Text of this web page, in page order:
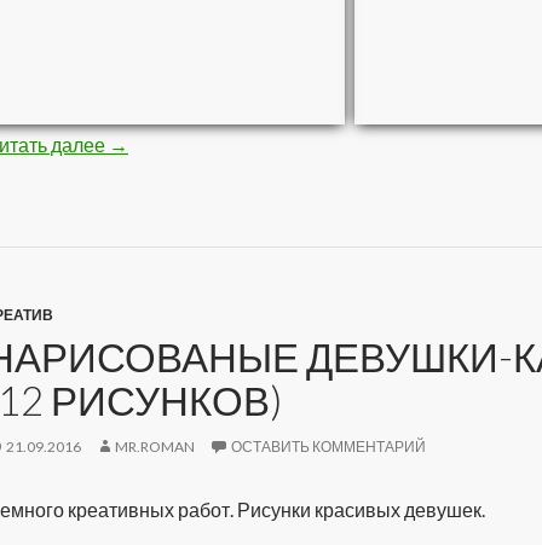
далее Стройная негритяночка (10 фото)
→
ДЕВУШКИ-
РИСУНКОВ)
21.09.2016 MR.ROMAN ОСТАВИТЬ КОММЕНТАРИЙ
креативных работ. Рисунки красивых девушек.